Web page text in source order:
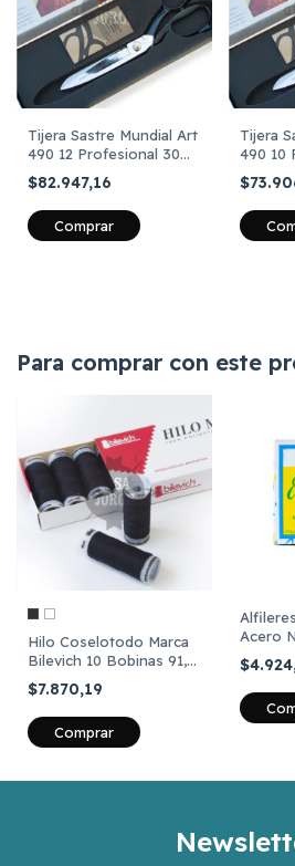
Tijera Sastre Mundial Art
490 12 Profesional 30
Cm
$82.947,16
Tijera
490 10
Cm
Para comprar con este
Hilo Coselotodo Marca
Bilevich 10 Bobinas 91,4
Metros C/u
$7.870,19
Comprar
Acero